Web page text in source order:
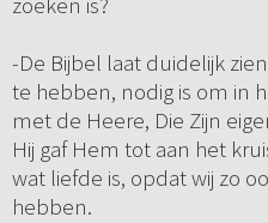
-De Bijbel laat duidelijk
te hebben, nodig is om in
met de Heere, Die Zijn
Hij gaf Hem tot aan het
wat liefde is, opdat wij zo
hebben.